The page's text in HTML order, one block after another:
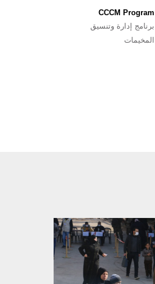
CCCM Program
برنامج إدارة وتنسیق
المخیمات